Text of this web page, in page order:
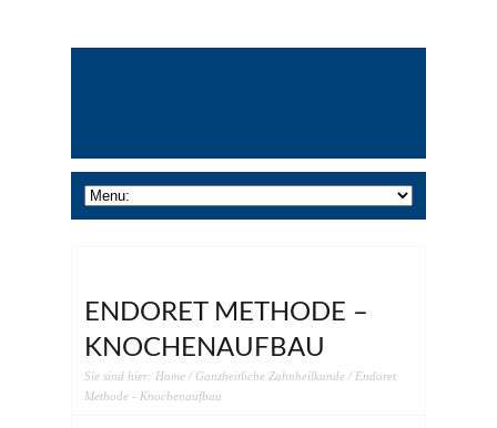
ENDORET METHODE –
KNOCHENAUFBAU
Sie sind hier: Home / Ganzheitliche Zahnheilkunde / Endoret
Methode - Knochenaufbau